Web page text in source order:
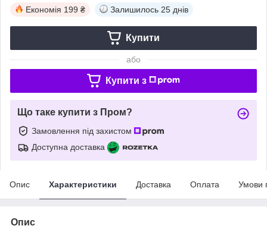
Економія 199 ₴ Залишилось 25 днів
Купити
або
Купити з
Що таке купити з Пром?
Замовлення під захистом
Доступна доставка
Опис Характеристики Доставка Оплата Умови
Опис